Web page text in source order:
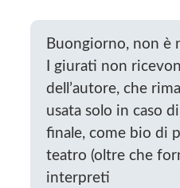
Buongiorno, non è
I giurati non
dell’autore, che
usata solo in caso
finale, come bio di
teatro (oltre che
interpreti